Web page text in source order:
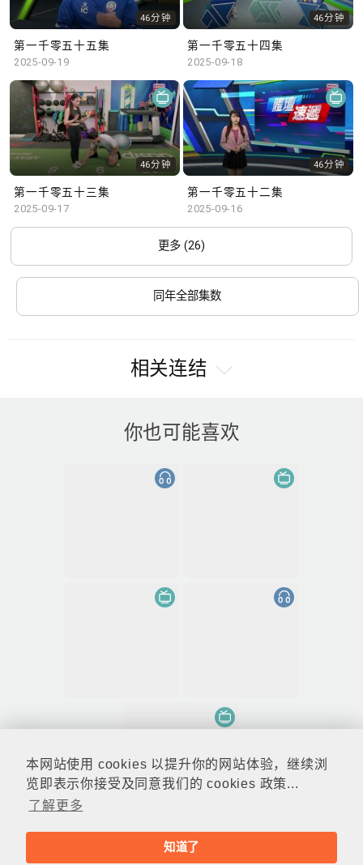
本网站使用 cookies 以提升你的网站体验，继续浏
览即表示你接受及同意我们的 cookies 政策...
了解更多
知道了
46分钟
第一千零五十五集
2025-09-19
46分钟
第一千零五十四集
2025-09-18
46分钟
第一千零五十三集
2025-09-17
46分钟
第一千零五十二集
2025-09-16
更多 (26)
同年全部集数
相关连结
你也可能喜欢